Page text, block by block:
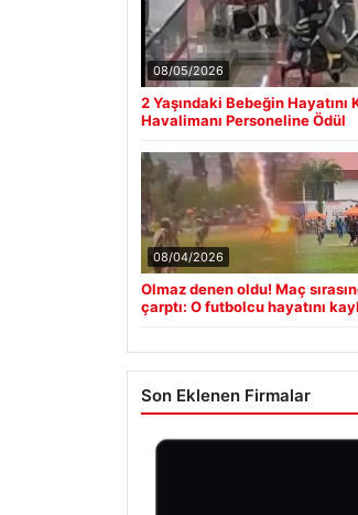
08/05/2026
2 Yaşındaki Bebeğin Hayatını
Havalimanı Personeline Ödül
08/04/2026
Olmaz denen oldu! Maç
çarptı: O futbolcu hayatını
Son Eklenen Firmalar